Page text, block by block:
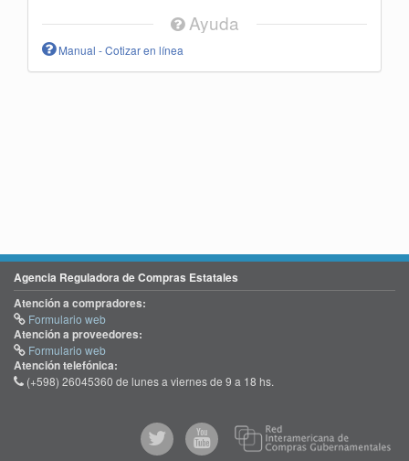
Ayuda
Manual - Cotizar en línea
Agencia Reguladora de Compras Estatales
Atención a compradores:
Formulario web
Atención a proveedores:
Formulario web
Atención telefónica:
(+598) 26045360 de lunes a viernes de 9 a 18 hs.
@comprasgubuy
ACCE